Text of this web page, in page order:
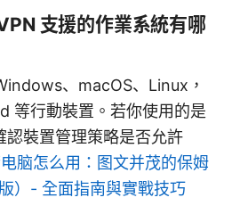
支援的作業系統有哪
、macOS、Linux，
等行動裝置。若你使用的是
認裝置管理策略是否允許
脑怎么用：图文并茂的保姆
）- 全面指南與實戰技巧